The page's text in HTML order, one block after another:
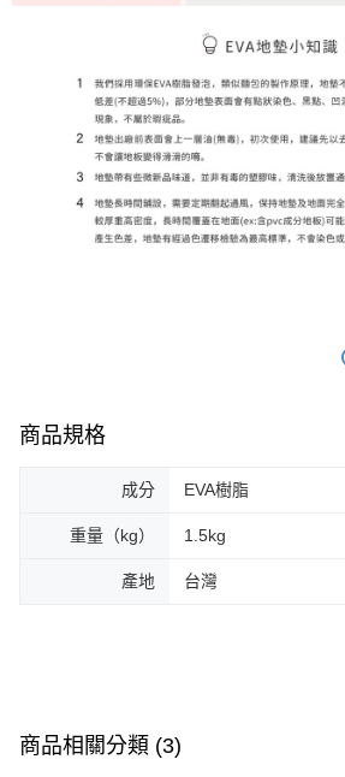
商品規格
成分 EVA樹脂
重量（kg） 1.5kg
產地 台灣
商品相關分類 (3)